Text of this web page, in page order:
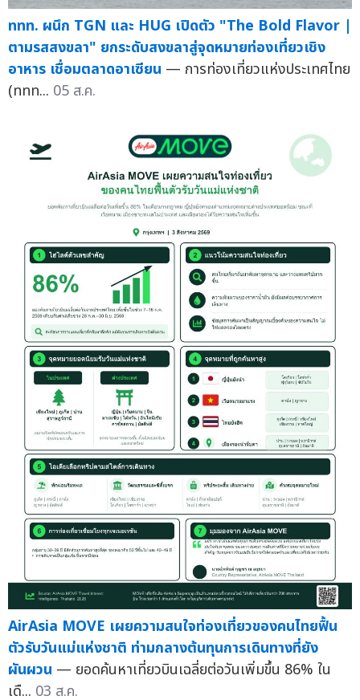
ททท. ผนึก TGN และ HUG เปิดตัว "The Bold Flavor |
ตามรสสงขลา" ยกระดับสงขลาสู่จุดหมายท่องเที่ยวเชิง
อาหาร เชื่อมตลาดอาเซียน — การท่องเที่ยวแห่งประเทศไทย
(ททท... 05 ส.ค.
AirAsia MOVE เผยความสนใจท่องเที่ยวของคนไทยฟื้น
ตัวรับวันแม่แห่งชาติ ท่ามกลางต้นทุนการเดินทางที่ยัง
ผันผวน — ยอดค้นหาเที่ยวบินเฉลี่ยต่อวันเพิ่มขึ้น 86% ใน
เดื... 03 ส.ค.